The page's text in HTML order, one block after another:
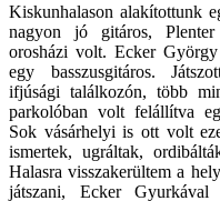
Kiskunhalason alakítottunk
nagyon jó gitáros,
orosházi volt. Ecker
egy basszusgitáros.
ifjúsági találkozón, több
parkolóban volt felállítva
Sok vásárhelyi is ott volt
ismertek, ugráltak,
Halasra visszakerültem a
játszani, Ecker Gyurkával